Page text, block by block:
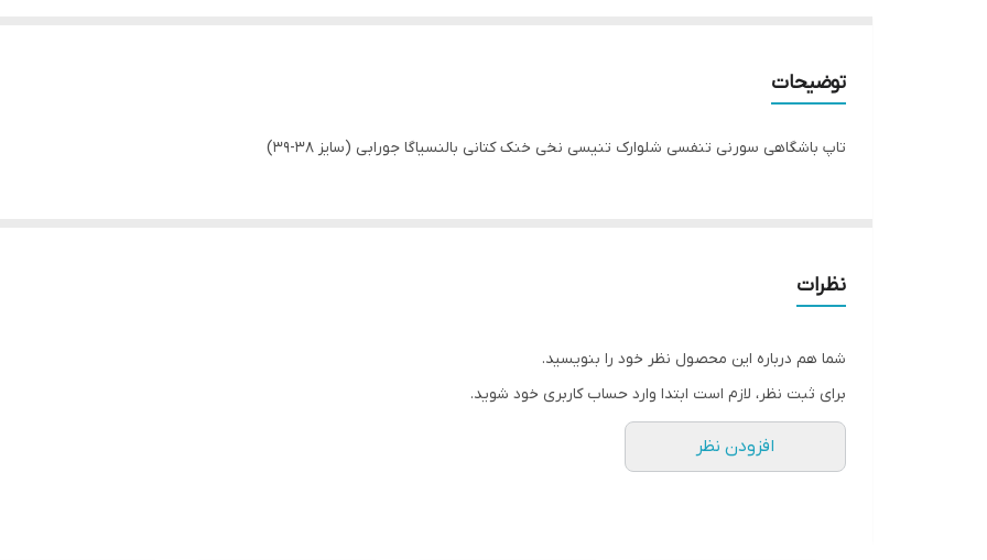
توضیحات
تاپ باشگاهی سورنی تنفسی شلوارک تنیسی نخی خنک کتانی بالنسیاگا جورابی (سایز 38-39)
نظرات
شما هم درباره این محصول نظر خود را بنویسید.
برای ثبت نظر، لازم است ابتدا وارد حساب کاربری خود شوید.
افزودن نظر